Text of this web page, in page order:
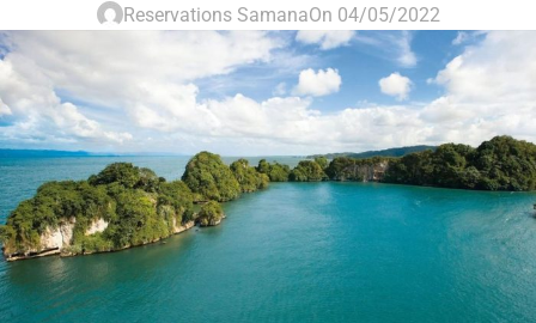
Reservations SamanaOn 04/05/2022